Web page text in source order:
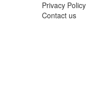
Privacy Policy
Contact us